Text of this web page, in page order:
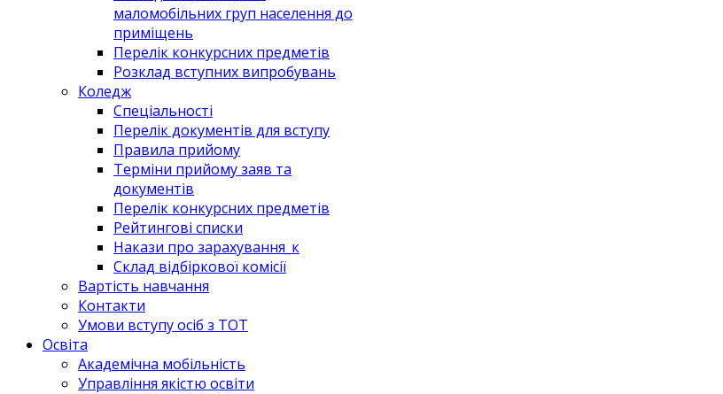
маломобільних груп населення до
приміщень
Перелік конкурсних предметів
Розклад вступних випробувань
Коледж
Спеціальності
Перелік документів для вступу
Правила прийому
Терміни прийому заяв та
документів
Перелік конкурсних предметів
Рейтингові списки
Накази про зарахування_к
Склад відбіркової комісії
Вартість навчання
Контакти
Умови вступу осіб з ТОТ
Освіта
Академічна мобільність
Управління якістю освіти